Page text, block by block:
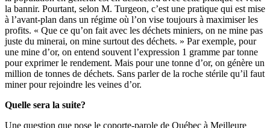
la bannir. Pourtant, selon M. Turgeon, c’est une pratique qui est mise
à l’avant-plan dans un régime où l’on vise toujours à maximiser les
profits. « Que ce qu’on fait avec les déchets miniers, on ne mine pas
juste du minerai, on mine surtout des déchets. » Par exemple, pour
une mine d’or, on entend souvent l’expression 1 gramme par tonne
pour exprimer le rendement. Mais pour une tonne d’or, on génère un
million de tonnes de déchets. Sans parler de la roche stérile qu’il faut
miner pour rejoindre les veines d’or.
Quelle sera la suite?
Une question que pose le coporte-parole de Québec à Meilleure